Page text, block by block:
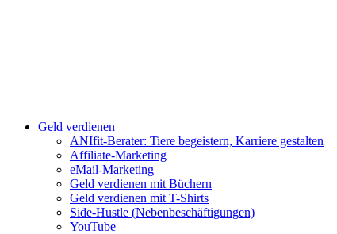
Geld verdienen
ANIfit-Berater: Tiere begeistern, Karriere gestalten
Affiliate-Marketing
eMail-Marketing
Geld verdienen mit Büchern
Geld verdienen mit T-Shirts
Side-Hustle (Nebenbeschäftigungen)
YouTube